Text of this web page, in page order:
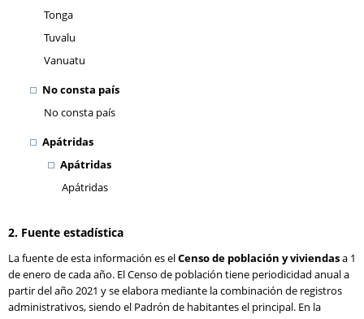
Tonga
Tuvalu
Vanuatu
No consta país
No consta país
Apátridas
Apátridas
Apátridas
2. Fuente estadística
La fuente de esta información es elCenso de población y viviendasa 1
de enero de cada año. El Censo de población tiene periodicidad anual a
partir del año 2021 y se elabora mediante la combinación de registros
administrativos, siendo el Padrón de habitantes el principal. En la